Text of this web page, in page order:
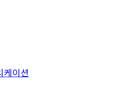
케이션